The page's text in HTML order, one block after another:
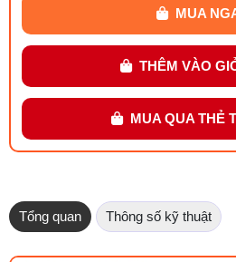
MUA
THÊM VÀO
MUA QUA THẺ
Tổng quan Thông số kỹ thuật